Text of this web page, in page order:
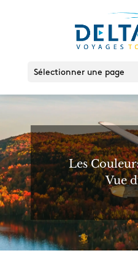
Sélectionner une page
Les
Vue